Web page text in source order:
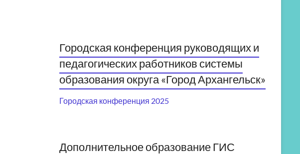
Городская конференция руководящих и
педагогических работников системы
образования округа «Город Архангельск»
Городская конференция 2025
Дополнительное образование ГИС